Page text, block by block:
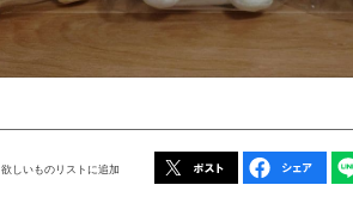
欲しいものリストに追加